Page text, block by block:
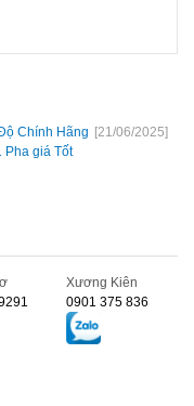
Chính Hãng [21/06/2025]
Pha giá Tốt
Xương Kiên
0901 375 836